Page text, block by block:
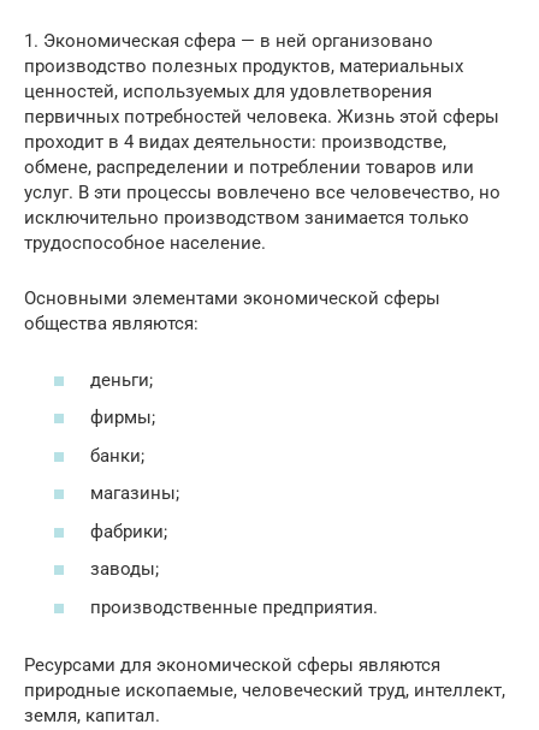
1. Экономическая сфера — в ней организовано
производство полезных продуктов, материальных
ценностей, используемых для удовлетворения
первичных потребностей человека. Жизнь этой сферы
проходит в 4 видах деятельности: производстве,
обмене, распределении и потреблении товаров или
услуг. В эти процессы вовлечено все человечество, но
исключительно производством занимается только
трудоспособное население.
Основными элементами экономической сферы
общества являются:
деньги;
фирмы;
банки;
магазины;
фабрики;
заводы;
производственные предприятия.
Ресурсами для экономической сферы являются
природные ископаемые, человеческий труд, интеллект,
земля, капитал.